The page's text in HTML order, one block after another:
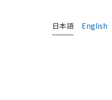
日本語 English